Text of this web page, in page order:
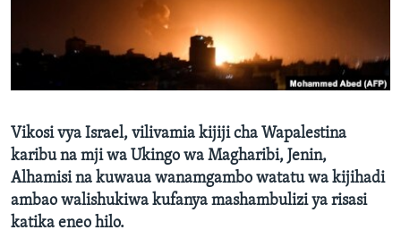
Vikosi vya Israel, vilivamia kijiji cha Wapalestina
karibu na mji wa Ukingo wa Magharibi, Jenin,
Alhamisi na kuwaua wanamgambo watatu wa kijihadi
ambao walishukiwa kufanya mashambulizi ya risasi
katika eneo hilo.